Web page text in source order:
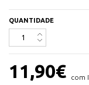
instalação, sem
segura e precisa para a
obtenção do consumo
Corrente Primária
QUANTIDADE
11,90€ com